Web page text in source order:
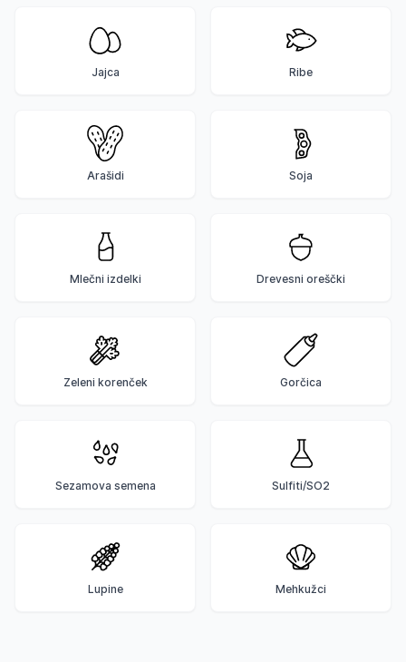
Jajca Ribe
Arašidi Soja
Mlečni izdelki Drevesni oreščki
Zeleni korenček Gorčica
Sezamova semena Sulfiti/SO2
Lupine Mehkužci